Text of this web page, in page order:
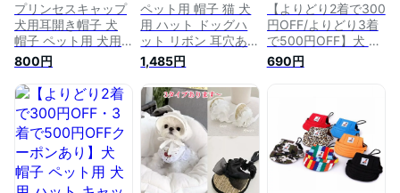
プリンセスキャップ
犬用耳開き帽子 犬
帽子 ペット用 犬用
ハット キャップ バ
イザー ドッグハット
耳穴あり 熱中症対策
夏バテ 日射病 日よ
け つば付き 涼しい
かわいい 超小型犬
小型犬 イヌ いぬ 猫
ネコ ねこ キャップ
被り物 アウトドア
800円
ペット用 帽子 猫 犬
用 ハット ドッグハ
ット リボン 耳穴あ
り バイザー 熱中症
対策 夏バテ 日射病
防止 日よけ キャッ
プ つば付き 涼しい
メッシュ カラフル
可愛い かわいい フ
ァッション 小物 超
小型犬 小型犬 イヌ
いぬ 猫 ネコ ねこ 被
1,485円
【よりどり2着で300
円OFF/よりどり3着
で500円OFF】犬 帽
子 ペット用 犬用 ハ
ット キャップ ドッ
日射病 日よけ つば
付き 涼しい かわい
い 超小型犬 小型犬
いぬ 猫 ねこ ワンち
ゃん プレゼント 誕
690円